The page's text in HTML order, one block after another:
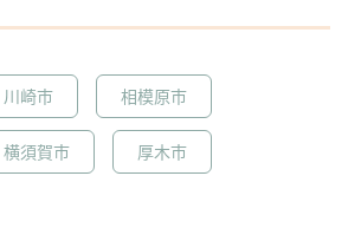
川崎市 相模原市
横須賀市 厚木市